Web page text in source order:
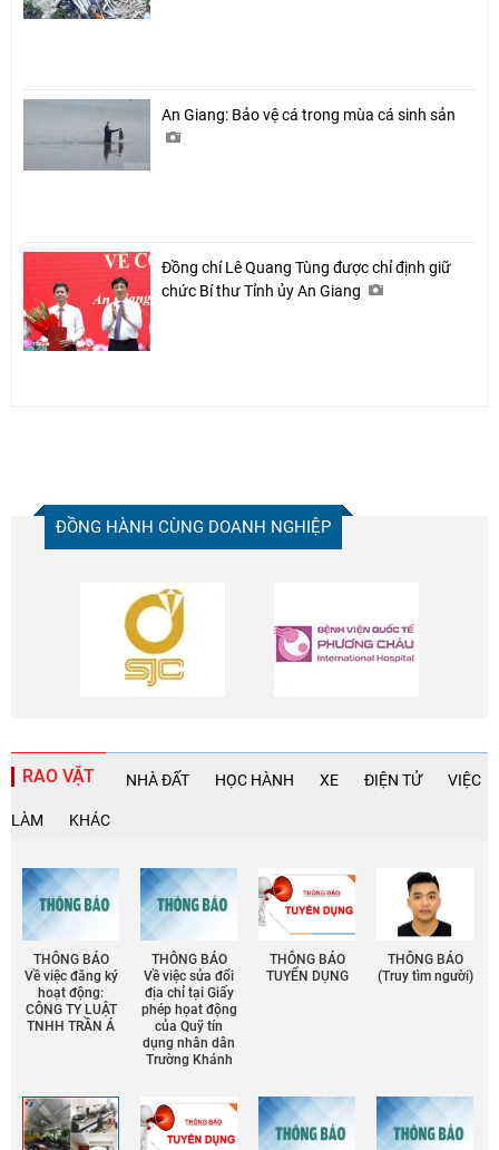
An Giang: Bảo vệ cá trong mùa cá sinh sản
Đồng chí Lê Quang Tùng được chỉ định giữ
chức Bí thư Tỉnh ủy An Giang
ĐỒNG HÀNH CÙNG DOANH NGHIỆP
RAO VẶT NHÀ ĐẤT HỌC HÀNH XE ĐIỆN TỬ VIỆC
LÀM KHÁC
THÔNG BÁO
Về việc đăng ký
hoạt động:
CÔNG TY LUẬT
TNHH TRẦN Á
THÔNG BÁO
Về việc sửa đổi
địa chỉ tại Giấy
phép họat động
của Quỹ tín
dụng nhân dân
Trường Khánh
THÔNG BÁO
TUYỂN DỤNG
THÔNG BÁO
(Truy tìm người)